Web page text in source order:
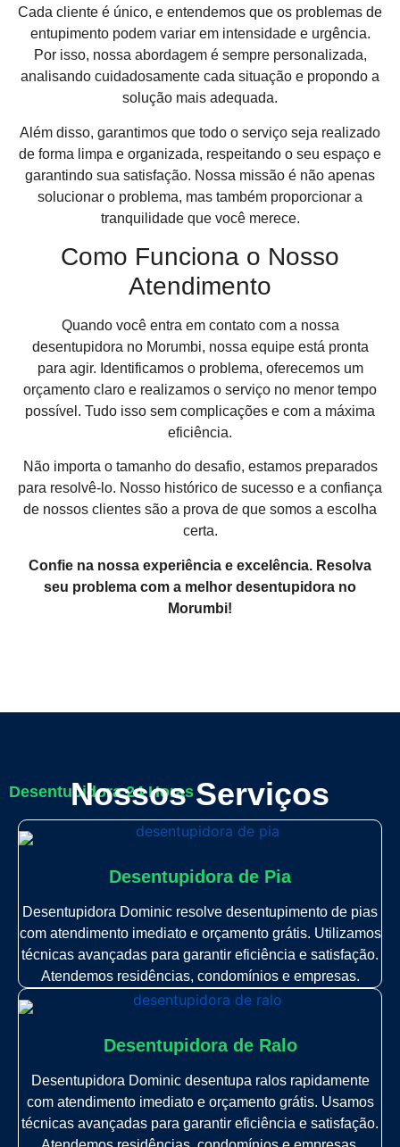
Cada cliente é único, e entendemos que os problemas de
entupimento podem variar em intensidade e urgência.
Por isso, nossa abordagem é sempre personalizada,
analisando cuidadosamente cada situação e propondo a
solução mais adequada.
Além disso, garantimos que todo o serviço seja realizado
de forma limpa e organizada, respeitando o seu espaço e
garantindo sua satisfação. Nossa missão é não apenas
solucionar o problema, mas também proporcionar a
tranquilidade que você merece.
Como Funciona o Nosso
Atendimento
Quando você entra em contato com a nossa
desentupidora no Morumbi, nossa equipe está pronta
para agir. Identificamos o problema, oferecemos um
orçamento claro e realizamos o serviço no menor tempo
possível. Tudo isso sem complicações e com a máxima
eficiência.
Não importa o tamanho do desafio, estamos preparados
para resolvê-lo. Nosso histórico de sucesso e a confiança
de nossos clientes são a prova de que somos a escolha
certa.
Confie na nossa experiência e excelência. Resolva
seu problema com a melhor desentupidora no
Morumbi!
Desentupidora 24 Horas
Nossos Serviços
Desentupidora de Pia
Desentupidora Dominic resolve desentupimento de pias
com atendimento imediato e orçamento grátis. Utilizamos
técnicas avançadas para garantir eficiência e satisfação.
Atendemos residências, condomínios e empresas.
Desentupidora de Ralo
Desentupidora Dominic desentupa ralos rapidamente
com atendimento imediato e orçamento grátis. Usamos
técnicas avançadas para garantir eficiência e satisfação.